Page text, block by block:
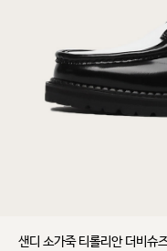
샌디 소가죽 티롤리안 더비